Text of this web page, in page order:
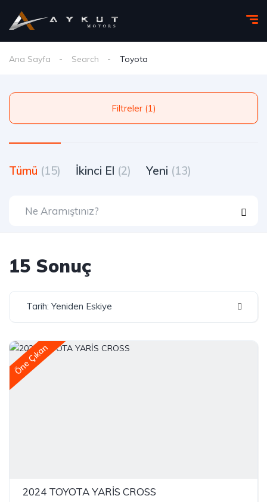
Ana Sayfa Search Toyota
Filtreler (1)
Tümü (15) İkinci El (2) Yeni (13)
15 Sonuç
Tarih: Yeniden Eskiye
Öne Çıkan
2024 TOYOTA YARİS CROSS